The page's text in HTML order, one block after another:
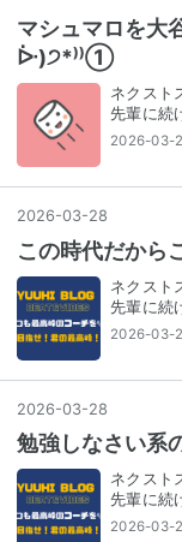
マシュマロを大
ᐕ)੭*⁾⁾①
ネクスト
先輩に続
2026-03-
2026-03-28
この時代だから
ネクスト
先輩に続
2026-03-
2026-03-28
ネクスト
先輩に続
2026-03-